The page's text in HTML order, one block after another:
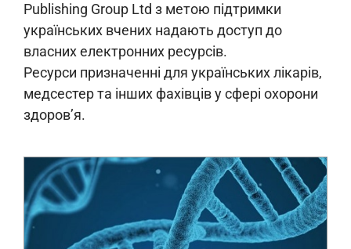
Publishing Group Ltd з метою підтримки
українських вчених надають доступ до
власних електронних ресурсів.
Ресурси призначенні для українських лікарів,
медсестер та інших фахівців у сфері охорони
здоров’я.